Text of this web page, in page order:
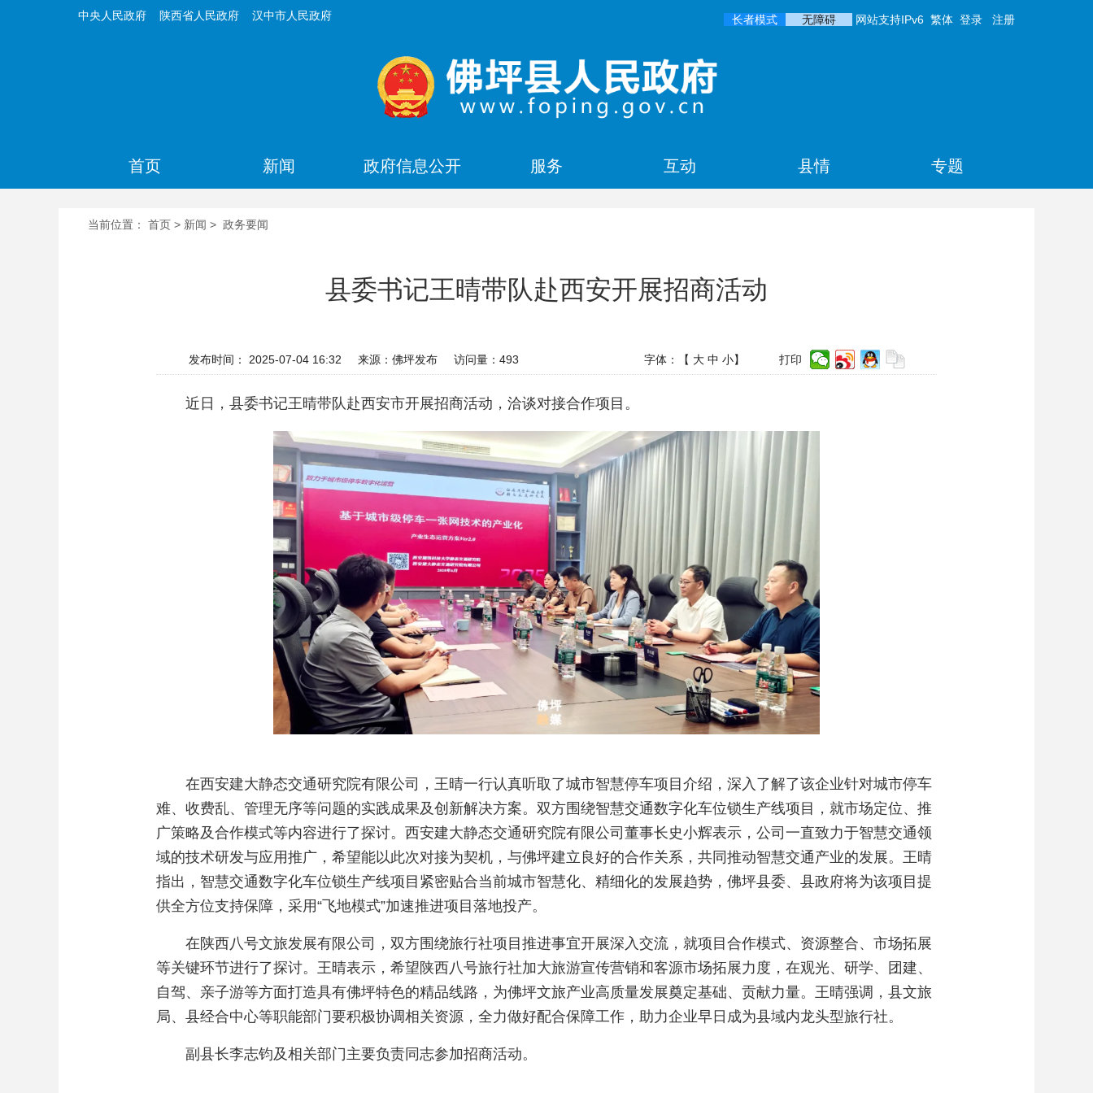
中央人民政府 陕西省人民政府 汉中市人民政府 长者模式 无障碍 网站支持IPv6 繁体 登录 注册
首页 新闻 政府信息公开 服务 互动 县情 专题
当前位置： 首页 > 新闻 > 政务要闻
县委书记王晴带队赴西安开展招商活动
发布时间： 2025-07-04 16:32 来源：佛坪发布 访问量： 493 字体：【 大 中 小】 打印
近日，县委书记王晴带队赴西安市开展招商活动，洽谈对接合作项目。
在西安建大静态交通研究院有限公司，王晴一行认真听取了城市智慧停车项目介绍，深入了解了该企业针对城市停车
难、收费乱、管理无序等问题的实践成果及创新解决方案。双方围绕智慧交通数字化车位锁生产线项目，就市场定位、推
广策略及合作模式等内容进行了探讨。西安建大静态交通研究院有限公司董事长史小辉表示，公司一直致力于智慧交通领
域的技术研发与应用推广，希望能以此次对接为契机，与佛坪建立良好的合作关系，共同推动智慧交通产业的发展。王晴
指出，智慧交通数字化车位锁生产线项目紧密贴合当前城市智慧化、精细化的发展趋势，佛坪县委、县政府将为该项目提
供全方位支持保障，采用“飞地模式”加速推进项目落地投产。
在陕西八号文旅发展有限公司，双方围绕旅行社项目推进事宜开展深入交流，就项目合作模式、资源整合、市场拓展
等关键环节进行了探讨。王晴表示，希望陕西八号旅行社加大旅游宣传营销和客源市场拓展力度，在观光、研学、团建、
自驾、亲子游等方面打造具有佛坪特色的精品线路，为佛坪文旅产业高质量发展奠定基础、贡献力量。王晴强调，县文旅
局、县经合中心等职能部门要积极协调相关资源，全力做好配合保障工作，助力企业早日成为县域内龙头型旅行社。
副县长李志钧及相关部门主要负责同志参加招商活动。